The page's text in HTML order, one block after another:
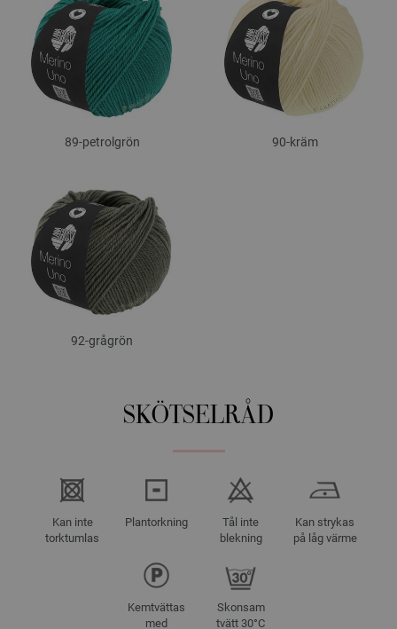
89-petrolgrön 90-kräm
92-grågrön
SKÖTSELRÅD
Kan inte
torktumlas
Plantorkning
Tål inte
blekning
Kan strykas
på låg värme
Kemtvättas
med
Skonsam
tvätt 30°C